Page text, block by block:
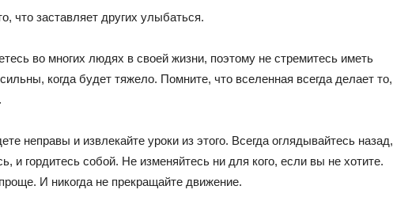
что заставляет других улыбаться.
во многих людях в своей жизни, поэтому не стремитесь иметь
когда будет тяжело. Помните, что вселенная всегда делает то,
неправы и извлекайте уроки из этого. Всегда оглядывайтесь назад,
и гордитесь собой. Не изменяйтесь ни для кого, если вы не хотите.
И никогда не прекращайте движение.